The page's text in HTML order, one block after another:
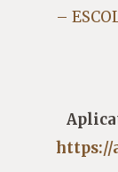
–
https://